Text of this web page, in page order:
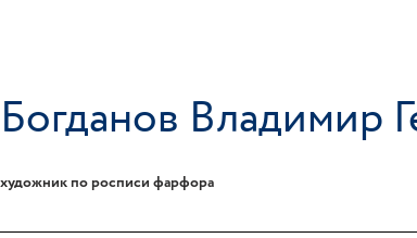
Богданов Владимир
художник по росписи фарфора